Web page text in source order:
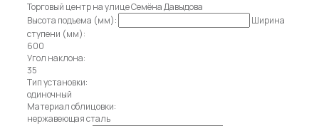
Торговый центр на улице Семёна Давыдова
Высота подъема (мм):
Ширина
ступени (мм):
600
Угол наклона:
35
Тип установки:
одиночный
Материал облицовки:
нержавеющая сталь